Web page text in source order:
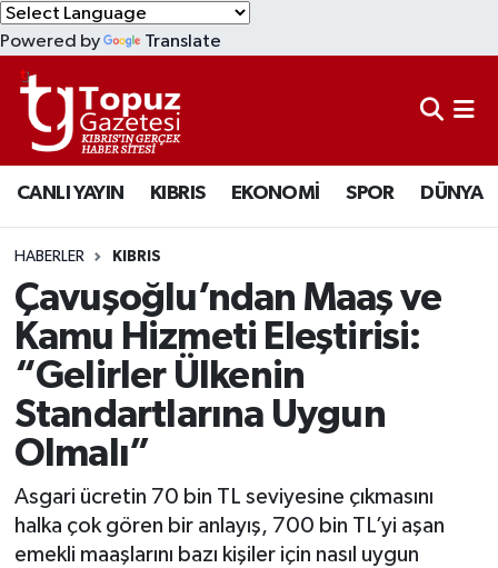
Powered by Translate
CANLI YAYIN KIBRIS EKONOMİ SPOR DÜNYA
HABERLER KIBRIS
Çavuşoğlu’ndan Maaş ve
Kamu Hizmeti Eleştirisi:
“Gelirler Ülkenin
Standartlarına Uygun
Olmalı”
Asgari ücretin 70 bin TL seviyesine çıkmasını
halka çok gören bir anlayış, 700 bin TL’yi aşan
emekli maaşlarını bazı kişiler için nasıl uygun
KIBRIS
DÜNYA
EKONOMİ
MAGAZİN
SAĞLIK
SPOR
TEKNOLOJİ
Lefkoşa Nöbetçi Eczaneler
Lefkoşa Hava Durumu
Lefkoşa Trafik Yoğunluk Haritası
Süper Lig Puan Durumu ve Fikstür
Tüm Manşetler
Son Dakika Haberleri
Haber Arşivi